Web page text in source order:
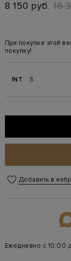
8 150 руб. 16
При покупке этой
покупку!
INT S
Добавить в
Ежедневно с 10:00